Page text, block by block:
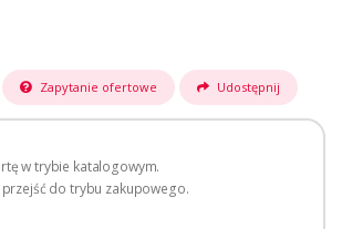
Zapytanie ofertowe Udostępnij
w trybie katalogowym.
do trybu zakupowego.